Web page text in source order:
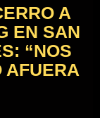
A
EN SAN
“NOS
AFUERA